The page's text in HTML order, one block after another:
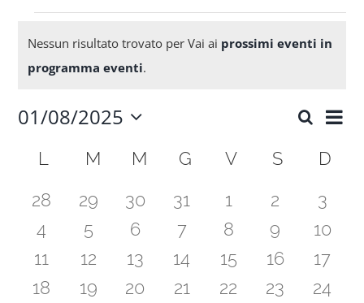
In rete con
Notizie
Eventi
Notice
Nessun risultato trovato per Vai ai prossimi eventi in
programma eventi.
Eventi
viste
Cerca
Mese
01/08/2025
Calendario
Eventi
L LUNEDÌ
M MARTEDÌ
M MERCOLEDÌ
G GIOVEDÌ
V VENERDÌ
SSABATO
D
0
eventi
28
0
eventi
29
0
eventi
30
0
eventi
31
0
eventi
1
0
eventi
2
0
3
0
eventi
4
0
eventi
5
0
eventi
6
0
eventi
7
0
eventi
8
0
eventi
9
0
eventi
10
0
eventi
11
0
eventi
12
0
eventi
13
0
eventi
14
0
eventi
15
0
eventi
16
0
eventi
17
0
18
0
19
0
20
0
21
0
22
0
23
0
24